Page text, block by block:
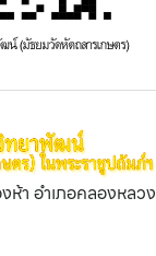
า อำเภอคลองหลวง